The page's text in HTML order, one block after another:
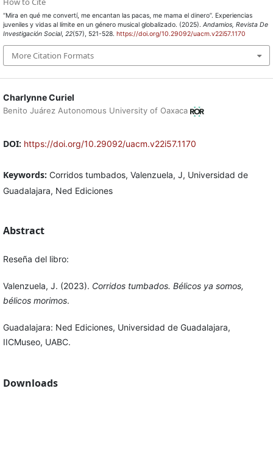
Charlynne Curiel
Benito Juárez Autonomous University of Oaxaca
DOI: https://doi.org/10.29092/uacm.v22i57.1170
Keywords: Corridos tumbados, Valenzuela, J, Universidad de
Guadalajara, Ned Ediciones
Abstract
Reseña del libro:
Valenzuela, J. (2023). Corridos tumbados. Bélicos ya somos,
bélicos morimos.
Guadalajara: Ned Ediciones, Universidad de Guadalajara,
IICMuseo, UABC.
Downloads
“Mira en qué me convertí, me encantan las pacas, me mama el dinero”. Experiencias
juveniles y vidas al límite en un género musical globalizado. (2025). Andamios, Revista De
Investigación Social, 22(57), 521-528. https://doi.org/10.29092/uacm.v22i57.1170
More Citation Formats